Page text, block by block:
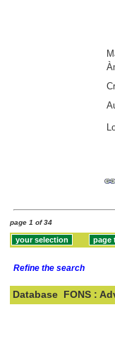
page 1 of 34
Refine the search
Database FONS :